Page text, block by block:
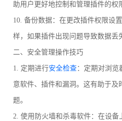
助用户更好地控制和管理插件的权
10. 备份数据：在更改插件权限设
样，如果插件出现问题导致数据丢
二、安全管理操作技巧
1. 定期进行安全检查：定期对浏览
意软件、插件和漏洞。这有助于及
题。
2. 使用防火墙和杀毒软件：在设